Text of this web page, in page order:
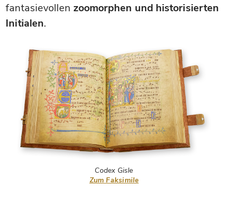
fantasievollen zoomorphen und historisierten
Initialen.
Codex Gisle
Zum Faksimile